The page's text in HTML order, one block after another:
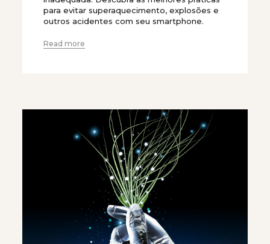
para evitar superaquecimento, explosões e
outros acidentes com seu smartphone.
Read more